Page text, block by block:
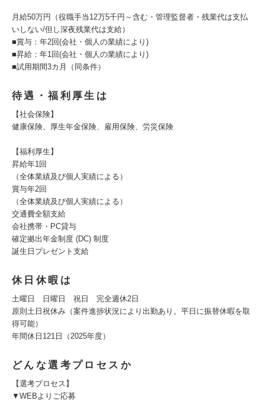
月給50万円（役職手当12万5千円～含む・管理監督者・残業代は支払
いしない/但し深夜残業代は支給）
■賞与：年2回(会社・個人の業績により)
■昇給：年1回(会社・個人の業績により)
■試用期間3カ月（同条件）
待遇・福利厚生は
【社会保険】
健康保険、厚生年金保険、雇用保険、労災保険
【福利厚生】
昇給年1回
（全体業績及び個人実績による）
賞与年2回
（全体業績及び個人実績による）
交通費全額支給
会社携帯・PC貸与
確定拠出年金制度 (DC) 制度
誕生日プレゼント支給
休日休暇は
土曜日 日曜日 祝日 完全週休2日
原則土日祝休み（案件進捗状況により出勤あり。平日に振替休暇を取
得可能）
年間休日121日（2025年度）
どんな選考プロセスか
【選考プロセス】
▼WEBよりご応募